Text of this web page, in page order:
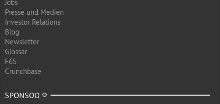
Jobs
Presse und Medien
Investor Relations
Blog
Newsletter
Glossar
F6S
Crunchbase
SPONSOO ®